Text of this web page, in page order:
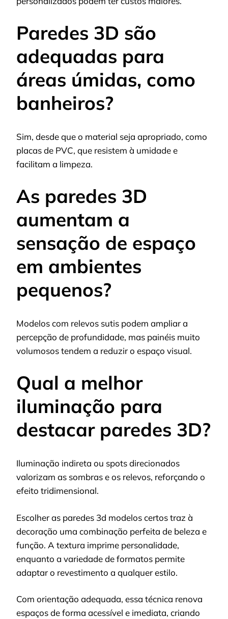
Paredes 3D são
adequadas para
áreas úmidas, como
banheiros?
Sim, desde que o material seja apropriado, como
placas de PVC, que resistem à umidade e
facilitam a limpeza.
As paredes 3D
aumentam a
sensação de espaço
em ambientes
pequenos?
Modelos com relevos sutis podem ampliar a
percepção de profundidade, mas painéis muito
volumosos tendem a reduzir o espaço visual.
Qual a melhor
iluminação para
destacar paredes 3D?
Iluminação indireta ou spots direcionados
valorizam as sombras e os relevos, reforçando o
efeito tridimensional.
Escolher as paredes 3d modelos certos traz à
decoração uma combinação perfeita de beleza e
função. A textura imprime personalidade,
enquanto a variedade de formatos permite
adaptar o revestimento a qualquer estilo.
Com orientação adequada, essa técnica renova
espaços de forma acessível e imediata, criando